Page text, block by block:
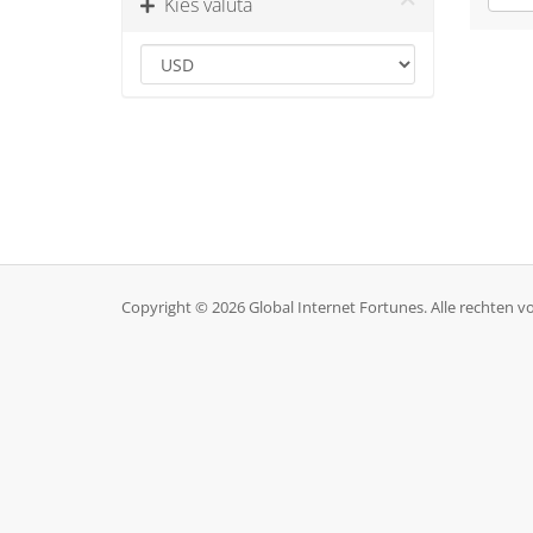
Copyright © 2026 Global Internet Fortunes. Alle rechten